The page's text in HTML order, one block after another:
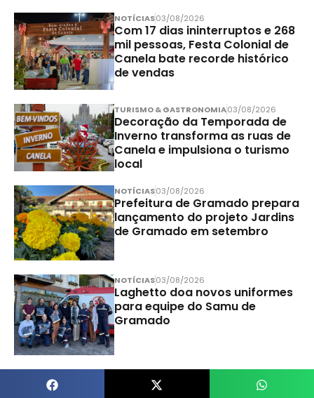
NOTÍCIAS03/08/2026
Com 17 dias ininterruptos e 268
mil pessoas, Festa Colonial de
Canela bate recorde histórico
de vendas
TURISMO & GASTRONOMIA03/08/2026
Decoração da Temporada de
Inverno transforma as ruas de
Canela e impulsiona o turismo
local
NOTÍCIAS03/08/2026
Prefeitura de Gramado prepara
lançamento do projeto Jardins
de Gramado em setembro
NOTÍCIAS03/08/2026
Laghetto doa novos uniformes
para equipe do Samu de
Gramado